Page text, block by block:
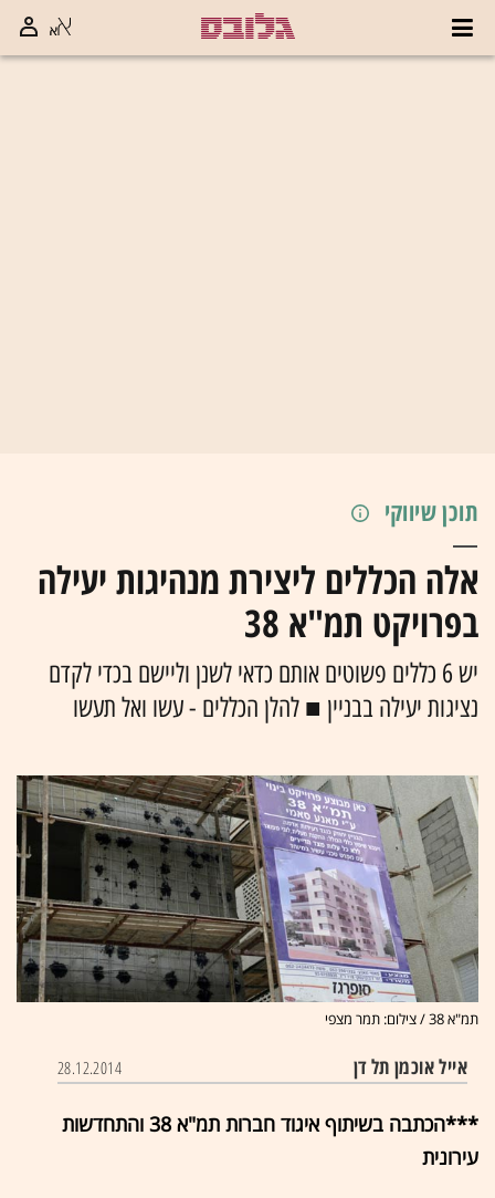
תוכן שיווקי
אלה הכללים ליצירת מנהיגות יעילה
בפרויקט תמ"א 38
יש 6 כללים פשוטים אותם כדאי לשנן וליישם בכדי לקדם
נציגות יעילה בבניין ■ להלן הכללים - עשו ואל תעשו
תמ"א 38 / צילום: תמר מצפי
אייל אוכמן תל דן 28.12.2014
***הכתבה בשיתוף איגוד חברות תמ"א 38 והתחדשות
עירונית